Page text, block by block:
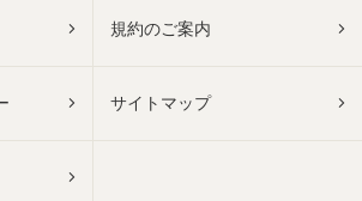
規約のご案内
サイトマップ